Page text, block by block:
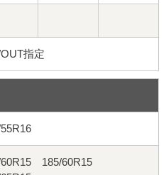
指定
185/60R15